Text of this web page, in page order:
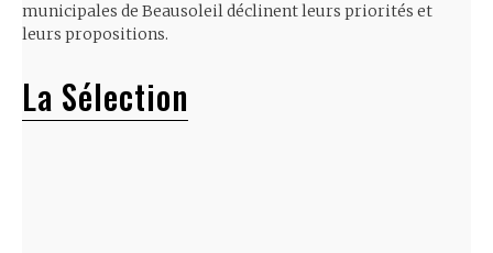
municipales de Beausoleil déclinent leurs priorités et
leurs propositions.
La Sélection